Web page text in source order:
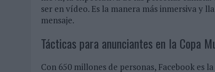
ser en vídeo. Es la manera más inmersiva y
mensaje.
Tácticas para anunciantes en la Copa
Con 650 millones de personas, Facebook es